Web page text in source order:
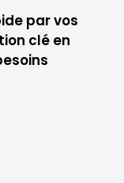
par vos
clé en